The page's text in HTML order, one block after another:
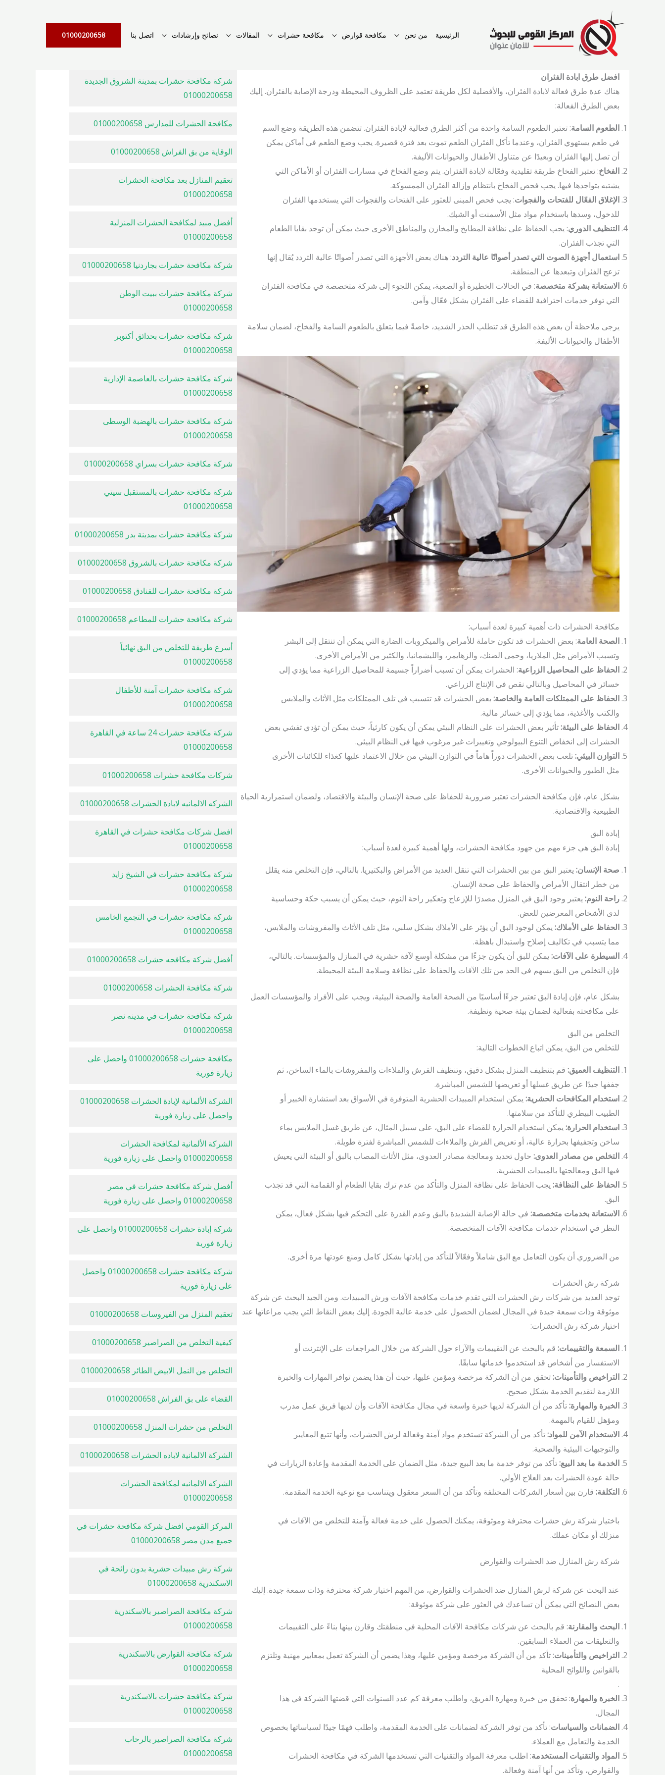
الرئيسية من نحن مكافحة قوارض مكافحة حشرات المقالات نصائح وإرشادات اتصل بنا 01000200658
افضل طرق ابادة الفئران
هناك عدة طرق فعالة لابادة الفئران، والأفضلية لكل طريقة تعتمد على الظروف المحيطة ودرجة الإصابة بالفئران. إليك
بعض الطرق الفعالة:
الطعوم السامة: تعتبر الطعوم السامة واحدة من أكثر الطرق فعالية لابادة الفئران. تتضمن هذه الطريقة وضع السم
في طعم يستهوي الفئران، وعندما تأكل الفئران الطعم تموت بعد فترة قصيرة. يجب وضع الطعم في أماكن يمكن
أن تصل إليها الفئران وبعيدًا عن متناول الأطفال والحيوانات الأليفة.
الفخاخ: تعتبر الفخاخ طريقة تقليدية وفعّالة لابادة الفئران. يتم وضع الفخاخ في مسارات الفئران أو الأماكن التي
يشتبه بتواجدها فيها. يجب فحص الفخاخ بانتظام وإزالة الفئران الممسوكة.
الإغلاق الفعّال للفتحات والفجوات: يجب فحص المبنى للعثور على الفتحات والفجوات التي يستخدمها الفئران
للدخول، وسدها باستخدام مواد مثل الأسمنت أو الشبك.
التنظيف الدوري: يجب الحفاظ على نظافة المطابخ والمخازن والمناطق الأخرى حيث يمكن أن توجد بقايا الطعام
التي تجذب الفئران.
استعمال أجهزة الصوت التي تصدر أصواتًا عالية التردد: هناك بعض الأجهزة التي تصدر أصواتًا عالية التردد يُقال إنها
تزعج الفئران وتبعدها عن المنطقة.
الاستعانة بشركة متخصصة: في الحالات الخطيرة أو الصعبة، يمكن اللجوء إلى شركة متخصصة في مكافحة الفئران
التي توفر خدمات احترافية للقضاء على الفئران بشكل فعّال وآمن.
يرجى ملاحظة أن بعض هذه الطرق قد تتطلب الحذر الشديد، خاصةً فيما يتعلق بالطعوم السامة والفخاخ، لضمان سلامة
الأطفال والحيوانات الأليفة.
مكافحة الحشرات ذات أهمية كبيرة لعدة أسباب:
الصحة العامة: بعض الحشرات قد تكون حاملة للأمراض والميكروبات الضارة التي يمكن أن تنتقل إلى البشر
وتسبب الأمراض مثل الملاريا، وحمى الضنك، والزهايمر، والليشمانيا، والكثير من الأمراض الأخرى.
الحفاظ على المحاصيل الزراعية: الحشرات يمكن أن تسبب أضراراً جسيمة للمحاصيل الزراعية مما يؤدي إلى
خسائر في المحاصيل وبالتالي نقص في الإنتاج الزراعي.
الحفاظ على الممتلكات العامة والخاصة: بعض الحشرات قد تتسبب في تلف الممتلكات مثل الأثاث والملابس
والكتب والأغذية، مما يؤدي إلى خسائر مالية.
الحفاظ على البيئة:تأثير بعض الحشرات على النظام البيئي يمكن أن يكون كارثياً، حيث يمكن أن تؤدي تفشي بعض
الحشرات إلى انخفاض التنوع البيولوجي وتغييرات غير مرغوب فيها في النظام البيئي.
التوازن البيئي:تلعب بعض الحشرات دوراً هاماً في التوازن البيئي من خلال الاعتماد عليها كغذاء للكائنات الأخرى
مثل الطيور والحيوانات الأخرى.
بشكل عام، فإن مكافحة الحشرات تعتبر ضرورية للحفاظ على صحة الإنسان والبيئة والاقتصاد، ولضمان استمرارية الحياة
الطبيعية والاقتصادية.
إبادة البق
إبادة البق هي جزء مهم من جهود مكافحة الحشرات، ولها أهمية كبيرة لعدة أسباب:
صحة الإنسان: يعتبر البق من بين الحشرات التي تنقل العديد من الأمراض والبكتيريا. بالتالي، فإن التخلص منه يقلل
من خطر انتقال الأمراض والحفاظ على صحة الإنسان.
راحة النوم: يعتبر وجود البق في المنزل مصدرًا للإزعاج وتعكير راحة النوم، حيث يمكن أن يسبب حكة وحساسية
لدى الأشخاص المعرضين للعض.
الحفاظ على الأملاك: يمكن لوجود البق أن يؤثر على الأملاك بشكل سلبي، مثل تلف الأثاث والمفروشات والملابس،
مما يتسبب في تكاليف إصلاح واستبدال باهظة.
السيطرة على الآفات: يمكن للبق أن يكون جزءًا من مشكلة أوسع لآفة حشرية في المنازل والمؤسسات. بالتالي،
فإن التخلص من البق يسهم في الحد من تلك الآفات والحفاظ على نظافة وسلامة البيئة المحيطة.
بشكل عام، فإن إبادة البق تعتبر جزءًا أساسيًا من الصحة العامة والصحة البيئية، ويجب على الأفراد والمؤسسات العمل
على مكافحته بفعالية لضمان بيئة صحية ونظيفة.
التخلص من البق
للتخلص من البق، يمكن اتباع الخطوات التالية:
التنظيف العميق: قم بتنظيف المنزل بشكل دقيق، وتنظيف الفرش والملاءات والمفروشات بالماء الساخن، ثم
جففها جيدًا عن طريق غسلها أو تعريضها للشمس المباشرة.
استخدام المكافحات الحشرية: يمكن استخدام المبيدات الحشرية المتوفرة في الأسواق بعد استشارة الخبير أو
الطبيب البيطري للتأكد من سلامتها.
استخدام الحرارة: يمكن استخدام الحرارة للقضاء على البق، على سبيل المثال، عن طريق غسل الملابس بماء
ساخن وتجفيفها بحرارة عالية، أو تعريض الفرش والملاءات للشمس المباشرة لفترة طويلة.
التخلص من مصادر العدوى: حاول تحديد ومعالجة مصادر العدوى، مثل الأثاث المصاب بالبق أو البيئة التي يعيش
فيها البق ومعالجتها بالمبيدات الحشرية.
الحفاظ على النظافة: يجب الحفاظ على نظافة المنزل والتأكد من عدم ترك بقايا الطعام أو القمامة التي قد تجذب
البق.
الاستعانة بخدمات متخصصة: في حالة الإصابة الشديدة بالبق وعدم القدرة على التحكم فيها بشكل فعال، يمكن
النظر في استخدام خدمات مكافحة الآفات المتخصصة.
من الضروري أن يكون التعامل مع البق شاملاً وفعّالاً للتأكد من إبادتها بشكل كامل ومنع عودتها مرة أخرى.
شركة رش الحشرات
توجد العديد من شركات رش الحشرات التي تقدم خدمات مكافحة الآفات ورش المبيدات. ومن الجيد البحث عن شركة
موثوقة وذات سمعة جيدة في المجال لضمان الحصول على خدمة عالية الجودة. إليك بعض النقاط التي يجب مراعاتها عند
اختيار شركة رش الحشرات:
السمعة والتقييمات: قم بالبحث عن التقييمات والآراء حول الشركة من خلال المراجعات على الإنترنت أو
الاستفسار من أشخاص قد استخدموا خدماتها سابقًا.
التراخيص والتأمينات:تحقق من أن الشركة مرخصة ومؤمن عليها، حيث أن هذا يضمن توافر المهارات والخبرة
اللازمة لتقديم الخدمة بشكل صحيح.
الخبرة والمهارة:تأكد من أن الشركة لديها خبرة واسعة في مجال مكافحة الآفات وأن لديها فريق عمل مدرب
ومؤهل للقيام بالمهمة.
الاستخدام الآمن للمواد:تأكد من أن الشركة تستخدم مواد آمنة وفعالة لرش الحشرات، وأنها تتبع المعايير
والتوجيهات البيئية والصحية.
الخدمة ما بعد البيع:تأكد من توفر خدمة ما بعد البيع جيدة، مثل الضمان على الخدمة المقدمة وإعادة الزيارات في
حالة عودة الحشرات بعد العلاج الأولي.
التكلفة: قارن بين أسعار الشركات المختلفة وتأكد من أن السعر معقول ويتناسب مع نوعية الخدمة المقدمة.
باختيار شركة رش حشرات محترفة وموثوقة، يمكنك الحصول على خدمة فعالة وآمنة للتخلص من الآفات في
منزلك أو مكان عملك.
شركة رش المنازل ضد الحشرات والقوارض
عند البحث عن شركة لرش المنازل ضد الحشرات والقوارض، من المهم اختيار شركة محترفة وذات سمعة جيدة. إليك
بعض النصائح التي يمكن أن تساعدك في العثور على شركة موثوقة:
البحث والمقارنة: قم بالبحث عن شركات مكافحة الآفات المحلية في منطقتك وقارن بينها بناءً على التقييمات
والتعليقات من العملاء السابقين.
التراخيص والتأمينات: تأكد من أن الشركة مرخصة ومؤمن عليها، وهذا يضمن أن الشركة تعمل بمعايير مهنية وتلتزم
بالقوانين واللوائح المحلية
.
الخبرة والمهارة: تحقق من خبرة ومهارة الفريق، واطلب معرفة كم عدد السنوات التي قضتها الشركة في هذا
المجال.
الضمانات والسياسات: تأكد من توفر الشركة لضمانات على الخدمة المقدمة، واطلب فهمًا جيدًا لسياساتها بخصوص
الخدمة والتعامل مع العملاء.
المواد والتقنيات المستخدمة: اطلب معرفة المواد والتقنيات التي تستخدمها الشركة في مكافحة الحشرات
والقوارض، وتأكد من أنها آمنة وفعالة.
شركة مكافحة حشرات بمدينة الشروق الجديدة
01000200658
مكافحة الحشرات للمدارس 01000200658
الوقاية من بق الفراش 01000200658
تعقيم المنازل بعد مكافحة الحشرات
01000200658
أفضل مبيد لمكافحة الحشرات المنزلية
01000200658
شركة مكافحة حشرات بجاردنيا 01000200658
شركة مكافحة حشرات ببيت الوطن
01000200658
شركة مكافحة حشرات بحدائق أكتوبر
01000200658
شركة مكافحة حشرات بالعاصمة الإدارية
01000200658
شركة مكافحة حشرات بالهضبة الوسطى
01000200658
شركة مكافحة حشرات بسراي 01000200658
شركة مكافحة حشرات بالمستقبل سيتي
01000200658
شركة مكافحة حشرات بمدينة بدر 01000200658
شركة مكافحة حشرات بالشروق 01000200658
شركة مكافحة حشرات للفنادق 01000200658
شركة مكافحة حشرات للمطاعم 01000200658
أسرع طريقة للتخلص من البق نهائياً
01000200658
شركة مكافحة حشرات آمنة للأطفال
01000200658
شركة مكافحة حشرات 24 ساعة في القاهرة
01000200658
شركات مكافحة حشرات 01000200658
الشركه الالمانيه لابادة الحشرات 01000200658
افضل شركات مكافحة حشرات في القاهرة
01000200658
شركة مكافحة حشرات في الشيخ زايد
01000200658
شركة مكافحة حشرات في التجمع الخامس
01000200658
أفضل شركة مكافحه حشرات 01000200658
شركة مكافحة الحشرات 01000200658
شركة مكافحة حشرات في مدينه نصر
01000200658
مكافحة حشرات 01000200658 واحصل على
زيارة فورية
الشركة الألمانية لإبادة الحشرات 01000200658
واحصل على زيارة فورية
الشركة الألمانية لمكافحة الحشرات
01000200658 واحصل على زيارة فورية
أفضل شركة مكافحة حشرات في مصر
01000200658 واحصل على زيارة فورية
شركة إبادة حشرات 01000200658 واحصل على
زيارة فورية
شركة مكافحة حشرات 01000200658 واحصل
على زيارة فورية
تعقيم المنزل من الفيروسات 01000200658
كيفية التخلص من الصراصير 01000200658
التخلص من النمل الابيض الطائر 01000200658
القضاء على بق الفراش 01000200658
التخلص من حشرات المنزل 01000200658
الشركة الالمانية لاباده الحشرات 01000200658
الشركه الالمانيه لمكافحة الحشرات
01000200658
المركز القومي افضل شركة مكافحة حشرات في
جميع مدن مصر 01000200658
شركة رش مبيدات حشرية بدون رائحة في
الاسكندرية 01000200658
شركة مكافحة الصراصير بالاسكندرية
01000200658
شركة مكافحة القوارض بالاسكندرية
01000200658
شركة مكافحة حشرات بالاسكندرية
01000200658
شركة مكافحة الصراصير بالرحاب
01000200658